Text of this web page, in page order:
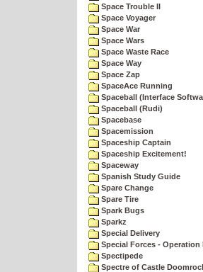
Space Trouble II
Space Voyager
Space War
Space Wars
Space Waste Race
Space Way
Space Zap
SpaceAce Running
Spaceball (Interface
Spaceball (Rudi)
Spacebase
Spacemission
Spaceship Captain
Spaceship Excitement!
Spaceway
Spanish Study Guide
Spare Change
Spare Tire
Spark Bugs
Sparkz
Special Delivery
Special Forces - Operation
Spectipede
Spectre of Castle